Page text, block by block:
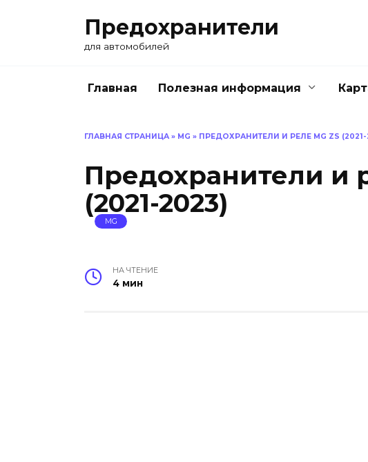
Предохранители
для автомобилей
Главная Полезная информация
ГЛАВНАЯ СТРАНИЦА » MG » ПРЕДОХРАНИТЕЛИ И РЕЛЕ MG ZS (2021-
Предохранители и
(2021-2023)
MG
НА ЧТЕНИЕ
4 мин